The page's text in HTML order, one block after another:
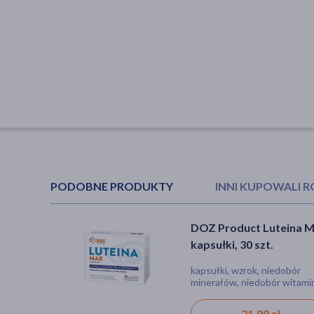
PODOBNE PRODUKTY INNI KUPOWALI
DOZ Product Luteina
kapsułki, 30 szt.
kapsułki, wzrok, niedobór
minerałów, niedobór
DOZ PRODUCT
A+E, kapsułki, 30 szt.
kapsułki.